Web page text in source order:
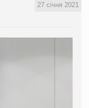
27 січня 2021